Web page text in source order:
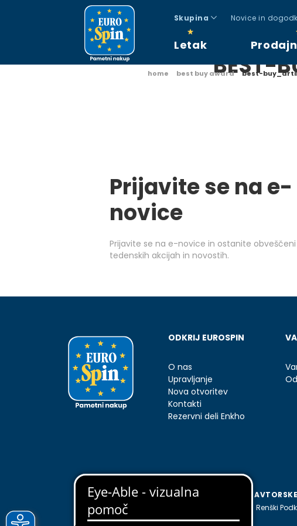
Skupina Novice in
Letak
home best buy award best-
BEST-
Prijavite se na e-
novice
Prijavite se na e-novice in ostanite
tedenskih akcijah in novostih.
ODKRIJ EUROSPIN
O nas
Upravljanje
Nova otvoritev
Kontakti
Rezervni deli Enkho
Renški